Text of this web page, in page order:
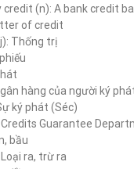
credit (n): A bank credit
of credit
Thống trị
hàng của người ký
ký phát (Séc)
Credits Guarantee
bầu
ra, trừ ra